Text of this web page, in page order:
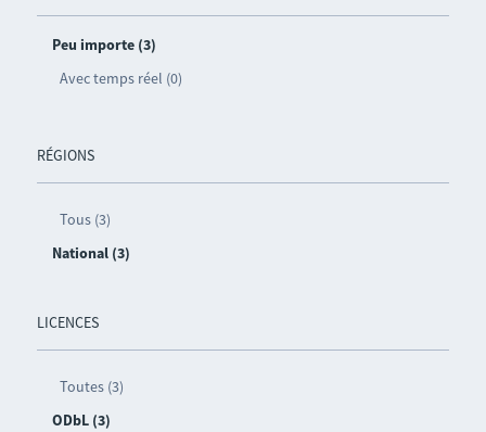
Peu importe (3)
Avec temps réel (0)
RÉGIONS
Tous (3)
National (3)
LICENCES
Toutes (3)
ODbL (3)